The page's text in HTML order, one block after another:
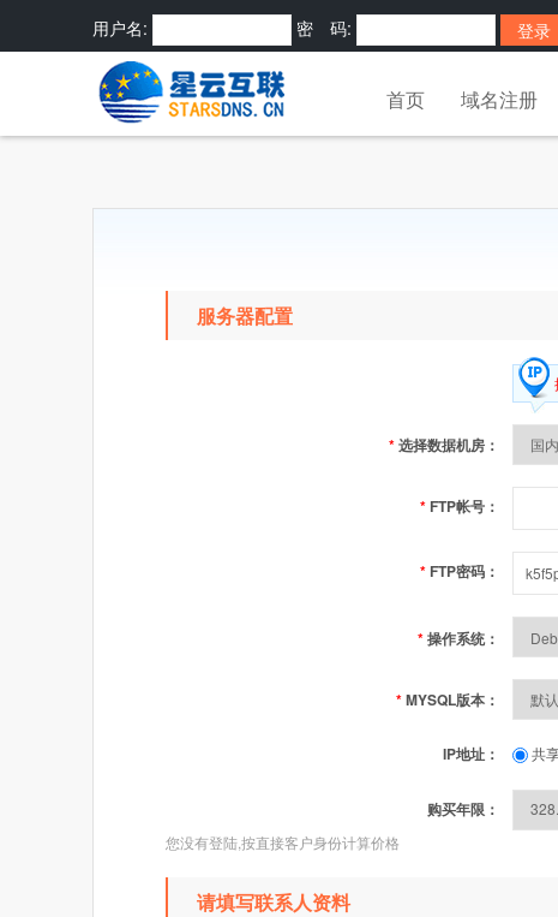
用户名: 密 码:
密码? 快捷登录:
首页 域名注册
服务器配置
*选择数据机房：
* FTP帐号：
* FTP密码：
*操作系统：
*MYSQL版本：
IP地址： 共
购买年限：
您没有登陆,按直接客户身份计算价格
请填写联系人资料